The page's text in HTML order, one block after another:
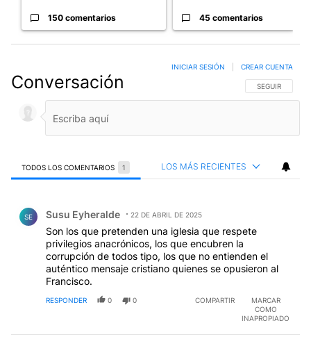
150 comentarios 45 comentarios
Conversación SIGA ESTA
SEGUIR
INICIAR SESIÓN CREAR CUENTA
TODOS LOS COMENTARIOS 1 LOS MÁS RECIENTES
SE Susu Eyheralde 22 DE ABRIL DE 2025
Son los que pretenden una iglesia que respete
privilegios anacrónicos, los que encubren la
corrupción de todos tipo, los que no entienden el
auténtico mensaje cristiano quienes se opusieron al
Francisco.
RESPONDER 0 0 COMPARTIR
MARCAR
COMO
INAPROPIADO